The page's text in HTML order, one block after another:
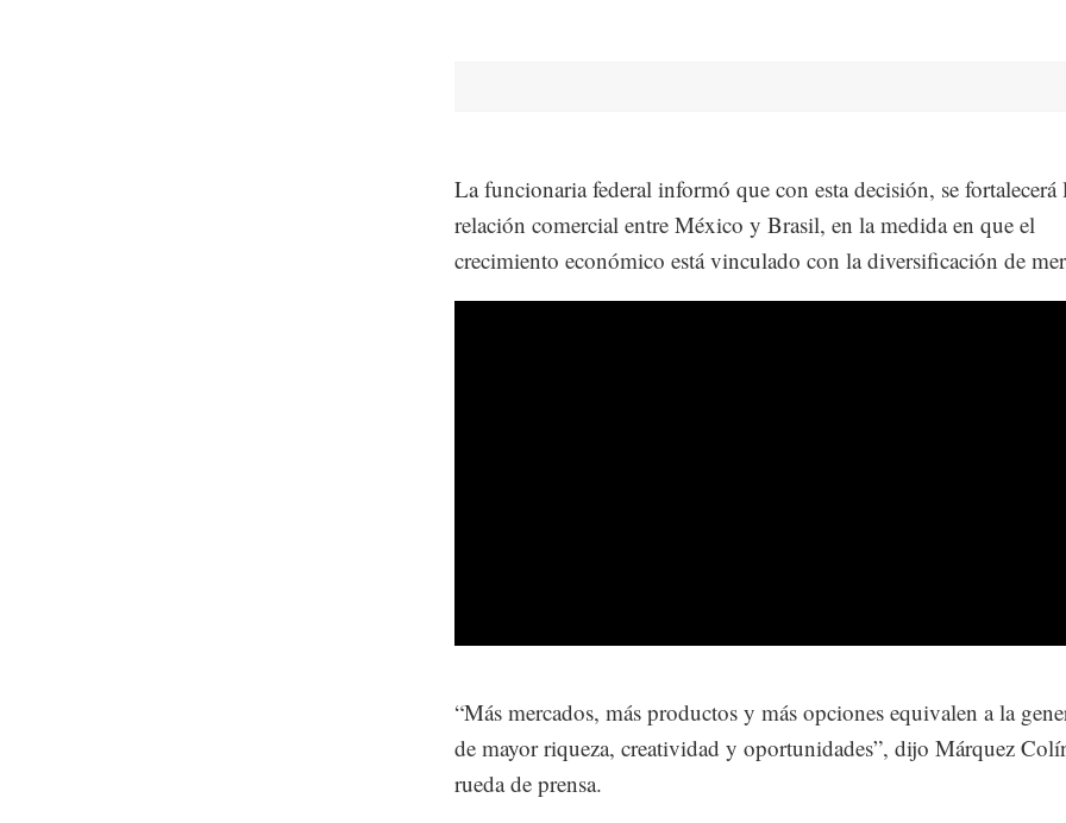
La funcionaria federal informó que con esta decisión, se fortalecerá
relación comercial entre México y Brasil, en la medida en que el
crecimiento económico está vinculado con la diversificación de
“Más mercados, más productos y más opciones equivalen a la
de mayor riqueza, creatividad y oportunidades”, dijo Márquez
rueda de prensa.